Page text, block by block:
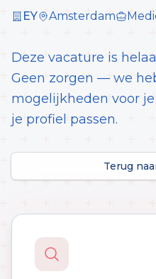
EY Amsterdam
Deze vacature is
Geen zorgen — we
mogelijkheden voor
je profiel passen.
Terug